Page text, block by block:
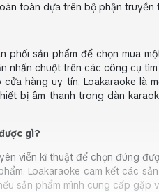
toàn dựa trên bộ phận
phối sản phẩm để chọn mua
nhấn chuột trên các công cụ
hàng uy tín. Loakaraoke là
bị âm thanh trong dàn
gì?
viễn kĩ thuật để chọn đúng
Loakaraoke cam kết các
sản phẩm mình cung cấp